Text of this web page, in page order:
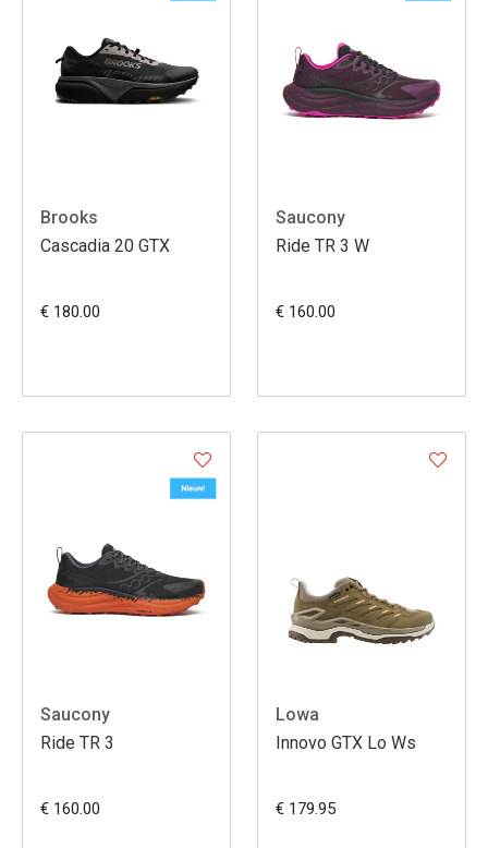
Brooks
Cascadia 20 GTX
€ 180.00
Saucony
Ride TR 3 W
€ 160.00
Saucony
Ride TR 3
€ 160.00
Lowa
Innovo GTX Lo Ws
€ 179.95